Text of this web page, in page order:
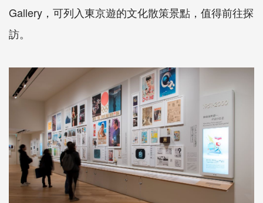
Gallery，可列入東京遊的文化散策景點，值得前往探
訪。